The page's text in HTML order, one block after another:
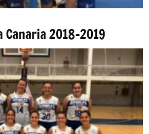
2018-2019